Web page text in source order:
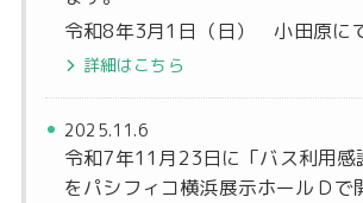
令和8年3月1日（日） 小田原に
詳細はこちら
2025.11.6
令和7年11月23日に「バス利用感
をパシフィコ横浜展示ホールＤで